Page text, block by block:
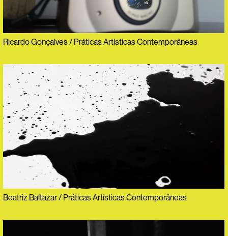
Ricardo Gonçalves / Práticas Artísticas Contemporâneas
Beatriz Baltazar / Práticas Artísticas Contemporâneas